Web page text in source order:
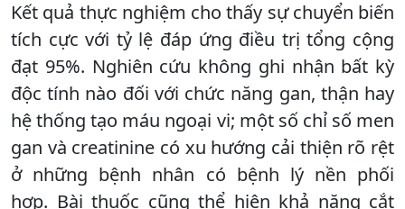
Kết quả thực nghiệm cho thấy sự chuyển biến
tích cực với tỷ lệ đáp ứng điều trị tổng cộng
đạt 95%. Nghiên cứu không ghi nhận bất kỳ
độc tính nào đối với chức năng gan, thận hay
hệ thống tạo máu ngoại vi; một số chỉ số men
gan và creatinine có xu hướng cải thiện rõ rệt
ở những bệnh nhân có bệnh lý nền phối
hợp. Bài thuốc cũng thể hiện khả năng cắt